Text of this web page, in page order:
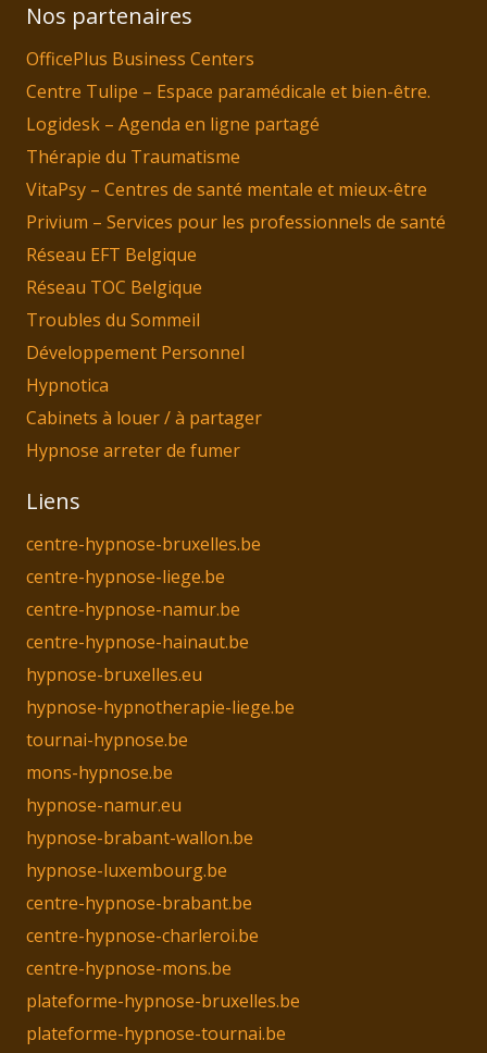
Nos partenaires
OfficePlus Business Centers
Centre Tulipe – Espace paramédicale et bien-être.
Logidesk – Agenda en ligne partagé
Thérapie du Traumatisme
VitaPsy – Centres de santé mentale et mieux-être
Privium – Services pour les professionnels de santé
Réseau EFT Belgique
Réseau TOC Belgique
Troubles du Sommeil
Développement Personnel
Hypnotica
Cabinets à louer / à partager
Hypnose arreter de fumer
Liens
centre-hypnose-bruxelles.be
centre-hypnose-liege.be
centre-hypnose-namur.be
centre-hypnose-hainaut.be
hypnose-bruxelles.eu
hypnose-hypnotherapie-liege.be
tournai-hypnose.be
mons-hypnose.be
hypnose-namur.eu
hypnose-brabant-wallon.be
hypnose-luxembourg.be
centre-hypnose-brabant.be
centre-hypnose-charleroi.be
centre-hypnose-mons.be
plateforme-hypnose-bruxelles.be
plateforme-hypnose-tournai.be